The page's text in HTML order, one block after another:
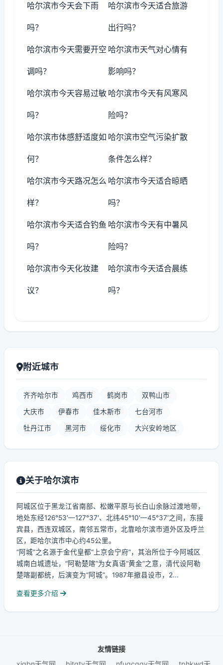
哈尔滨市今天会下雨
吗？
哈尔滨市今天适合旅游
出行吗？
哈尔滨市今天需要开空
调吗？
哈尔滨市天气对心情有
影响吗？
哈尔滨市今天容易过敏
吗？
哈尔滨市今天有风寒风
险吗？
哈尔滨市体感舒适度如
何？
哈尔滨市空气污染扩散
条件怎么样？
哈尔滨市今天路况怎么
样？
哈尔滨市今天适合晾晒
吗？
哈尔滨市今天适合钓鱼
吗？
哈尔滨市今天有中暑风
险吗？
哈尔滨市今天化妆建
议？
哈尔滨市今天适合晨练
吗？
附近城市
齐齐哈尔市 鸡西市 鹤岗市 双鸭山市
大庆市 伊春市 佳木斯市 七台河市
牡丹江市 黑河市 绥化市 大兴安岭地区
关于哈尔滨市
阿城区位于黑龙江省南部、松嫩平原与长白山余脉过渡地带，
地处东经126°53′—127°37′、北纬45°10′—45°37′之间，东接
宾县，西连双城区，南邻五常市，北靠哈尔滨市道外区及呼兰
区，距哈尔滨市中心约45公里。
“阿城”之名源于金代皇都“上京会宁府”，其治所位于今阿城区
城南白城遗址，“阿勒楚喀”为女真语“黄金”之意，清代设阿勒
楚喀副都统，后演变为“阿城”。1987年撤县设市，2...
查看更多介绍
友情链接